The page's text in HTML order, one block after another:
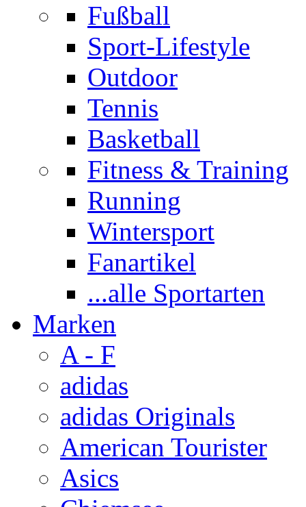
Fußball
Sport-Lifestyle
Outdoor
Tennis
Basketball
Fitness & Training
Running
Wintersport
Fanartikel
...alle Sportarten
Marken
A - F
adidas
adidas Originals
American Tourister
Asics